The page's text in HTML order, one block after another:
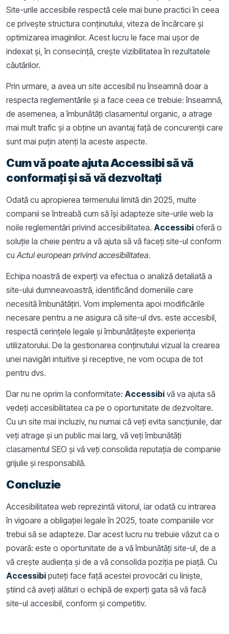
Site-urile accesibile respectă cele mai bune practici în ceea
ce privește structura conținutului, viteza de încărcare și
optimizarea imaginilor. Acest lucru le face mai ușor de
indexat și, în consecință, crește vizibilitatea în rezultatele
căutărilor.
Prin urmare, a avea un site accesibil nu înseamnă doar a
respecta reglementările și a face ceea ce trebuie: înseamnă,
de asemenea, a îmbunătăți clasamentul organic, a atrage
mai mult trafic și a obține un avantaj față de concurenții care
sunt mai puțin atenți la aceste aspecte.
Cum vă poate ajuta Accessibi să vă
conformați și să vă dezvoltați
Odată cu apropierea termenului limită din 2025, multe
companii se întreabă cum să își adapteze site-urile web la
noile reglementări privind accesibilitatea. Accessibi oferă o
soluție la cheie pentru a vă ajuta să vă faceți site-ul conform
cuActul european privind accesibilitatea.
Echipa noastră de experți va efectua o analiză detaliată a
site-ului dumneavoastră, identificând domeniile care
necesită îmbunătățiri. Vom implementa apoi modificările
necesare pentru a ne asigura că site-ul dvs. este accesibil,
respectă cerințele legale și îmbunătățește experiența
utilizatorului. De la gestionarea conținutului vizual la crearea
unei navigări intuitive și receptive, ne vom ocupa de tot
pentru dvs.
Dar nu ne oprim la conformitate: Accessibi vă va ajuta să
vedeți accesibilitatea ca pe o oportunitate de dezvoltare.
Cu un site mai incluziv, nu numai că veți evita sancțiunile, dar
veți atrage și un public mai larg, vă veți îmbunătăți
clasamentul SEO și vă veți consolida reputația de companie
grijulie și responsabilă.
Concluzie
Accesibilitatea web reprezintă viitorul, iar odată cu intrarea
în vigoare a obligației legale în 2025, toate companiile vor
trebui să se adapteze. Dar acest lucru nu trebuie văzut ca o
povară: este o oportunitate de a vă îmbunătăți site-ul, de a
vă crește audiența și de a vă consolida poziția pe piață. Cu
Accessibi puteți face față acestei provocări cu liniște,
știind că aveți alături o echipă de experți gata să vă facă
site-ul accesibil, conform și competitiv.